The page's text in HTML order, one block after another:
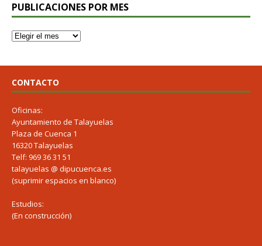
PUBLICACIONES POR MES
CONTACTO
Oficinas:
Ayuntamiento de Talayuelas
Plaza de Cuenca 1
16320 Talayuelas
Telf: 969 36 31 51
talayuelas @ dipucuenca.es
(suprimir espacios en blanco)
Estudios:
(En construcción)